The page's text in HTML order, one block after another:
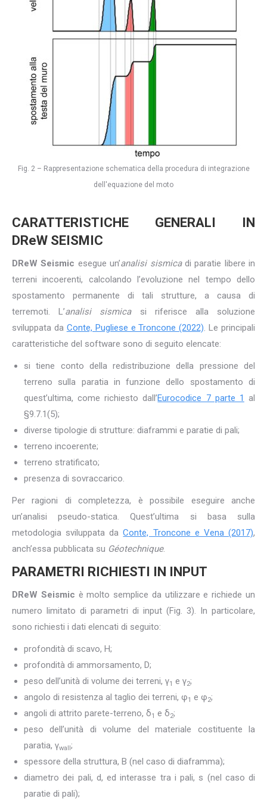
Fig. 2 – Rappresentazione schematica della procedura di integrazione
dell'equazione del moto
CARATTERISTICHE GENERALI IN
DReW SEISMIC
DReW Seismic esegue un’analisi sismicadi paratie libere in
terreni incoerenti, calcolando l’evoluzione nel tempo dello
spostamento permanente di tali strutture, a causa di
terremoti. L’analisi sismicasi riferisce alla soluzione
sviluppata da Conte, Pugliese e Troncone (2022). Le principali
caratteristiche del software sono di seguito elencate:
si tiene conto della redistribuzione della pressione del
terreno sulla paratia in funzione dello spostamento di
quest’ultima, come richiesto dall’Eurocodice 7 parte 1 al
§9.7.1(5);
diverse tipologie di strutture: diaframmi e paratie di pali;
terreno incoerente;
terreno stratificato;
presenza di sovraccarico.
Per ragioni di completezza, è possibile eseguire anche
un’analisi pseudo-statica. Quest’ultima si basa sulla
metodologia sviluppata daConte, Troncone e Vena (2017),
anch’essa pubblicata su Géotechnique.
PARAMETRI RICHIESTI IN INPUT
DReW Seismic è molto semplice da utilizzare e richiede un
numero limitato di parametri di input (Fig. 3). In particolare,
sono richiesti i dati elencati di seguito:
profondità di scavo, H;
profondità di ammorsamento, D;
peso dell’unità di volume dei terreni, γ1 e γ2;
angolo di resistenza al taglio dei terreni, φ1 e φ2;
angoli di attrito parete-terreno, δ1 e δ2;
peso dell’unità di volume del materiale costituente la
paratia, γwall;
spessore della struttura, B (nel caso di diaframma);
diametro dei pali, d, ed interasse tra i pali, s (nel caso di
paratie di pali);